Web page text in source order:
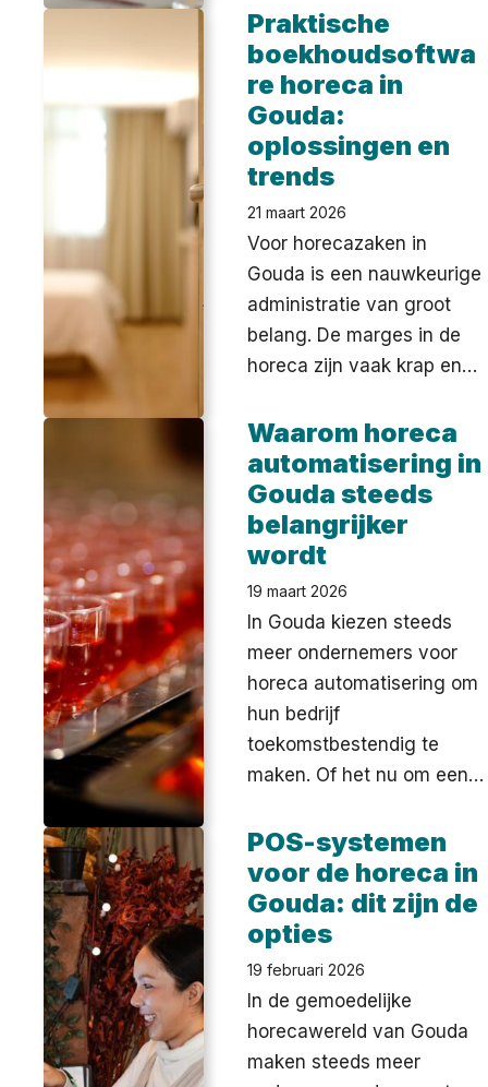
Praktische
boekhoudsoftwa
re horeca in
Gouda:
oplossingen en
trends
21 maart 2026
Voor horecazaken in
Gouda is een nauwkeurige
administratie van groot
belang. De marges in de
horeca zijn vaak krap en…
Waarom horeca
automatisering in
Gouda steeds
belangrijker
wordt
19 maart 2026
In Gouda kiezen steeds
meer ondernemers voor
horeca automatisering om
hun bedrijf
toekomstbestendig te
maken. Of het nu om een…
POS-systemen
voor de horeca in
Gouda: dit zijn de
opties
19 februari 2026
In de gemoedelijke
horecawereld van Gouda
maken steeds meer